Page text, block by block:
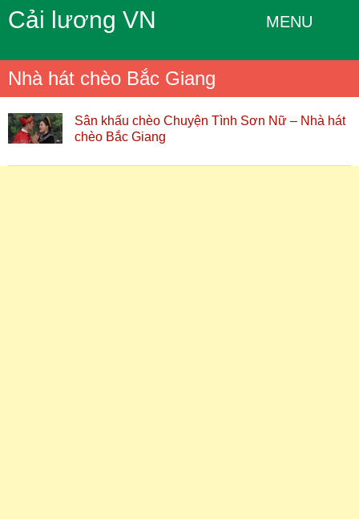
Cải lương VN MENU
Nhà hát chèo Bắc Giang
Sân khấu chèo Chuyện Tình Sơn Nữ – Nhà hát
chèo Bắc Giang